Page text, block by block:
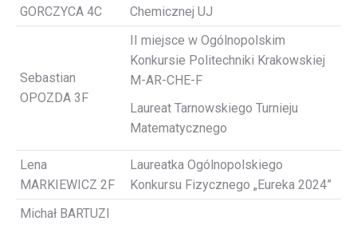
GORCZYCA 4C
Chemicznej UJ
Sebastian
OPOZDA 3F
II miejsce w Ogólnopolskim
Konkursie Politechniki Krakowskiej
M-AR-CHE-F
Laureat Tarnowskiego Turnieju
Matematycznego
Lena
MARKIEWICZ 2F
Laureatka Ogólnopolskiego
Konkursu Fizycznego „Eureka 2024”
Michał BARTUZI